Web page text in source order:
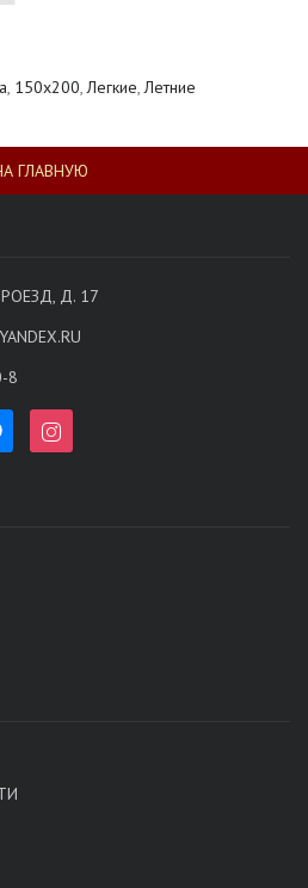
, 150х200,Легкие,Летние
ГЛАВНУЮ
Д. 17
8